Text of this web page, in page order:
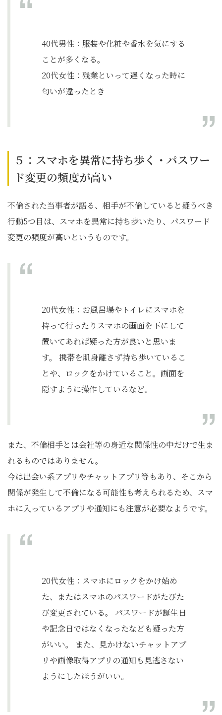
40代男性：服装や化粧や香水を気にする
ことが多くなる。
20代女性：残業といって遅くなった時に
匂いが違ったとき
５：スマホを異常に持ち歩く・パスワー
ド変更の頻度が高い
不倫された当事者が語る、相手が不倫していると疑うべき
行動5つ目は、スマホを異常に持ち歩いたり、パスワード
変更の頻度が高いというものです。
20代女性：​​お風呂場やトイレにスマホを
持って行ったりスマホの画面を下にして
置いてあれば疑った方が良いと思いま
す。 携帯を肌身離さず持ち歩いているこ
とや、ロックをかけていること。画面を
隠すように操作しているなど。
また、不倫相手とは会社等の身近な関係性の中だけで生ま
れるものではありません。
今は出会い系アプリやチャットアプリ等もあり、そこから
関係が発生して不倫になる可能性も考えられるため、スマ
ホに入っているアプリや通知にも注意が必要なようです。
20代女性：スマホにロックをかけ始め
た、またはスマホのパスワードがたびた
び変更されている。 パスワードが誕生日
や記念日ではなくなったなども疑った方
がいい。 また、見かけないチャットアプ
リや画像取得アプリの通知も見逃さない
ようにしたほうがいい。